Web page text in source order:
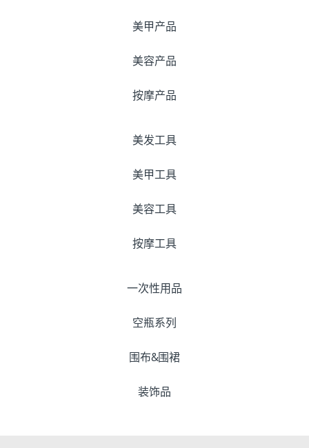
美甲产品
美容产品
按摩产品
美发工具
美甲工具
美容工具
按摩工具
一次性用品
空瓶系列
围布&围裙
装饰品